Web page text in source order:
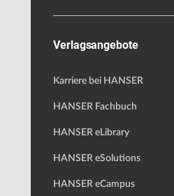
Verlagsangebote
Karriere bei HANSER
HANSER Fachbuch
HANSER eLibrary
HANSER eSolutions
HANSER eCampus